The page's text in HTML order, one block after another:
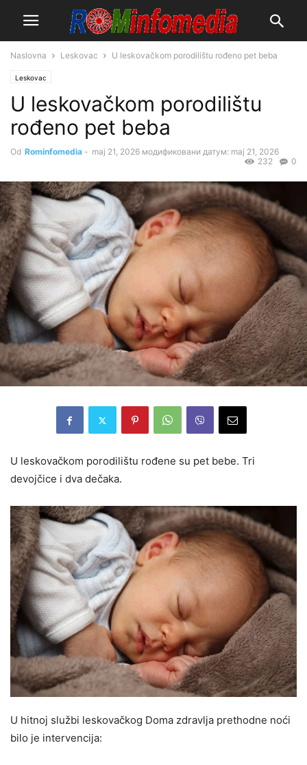
Naslovna Leskovac U leskovačkom porodilištu rođeno pet beba
Leskovac
U leskovačkom porodilištu
rođeno pet beba
Od Rominfomedia - maj 21, 2026 модификовани датум: maj 21, 2026
0
232
U leskovačkom porodilištu rođene su pet bebe. Tri
devojčice i dva dečaka.
U hitnoj službi leskovačkog Doma zdravlja prethodne noći
bilo je intervencija: